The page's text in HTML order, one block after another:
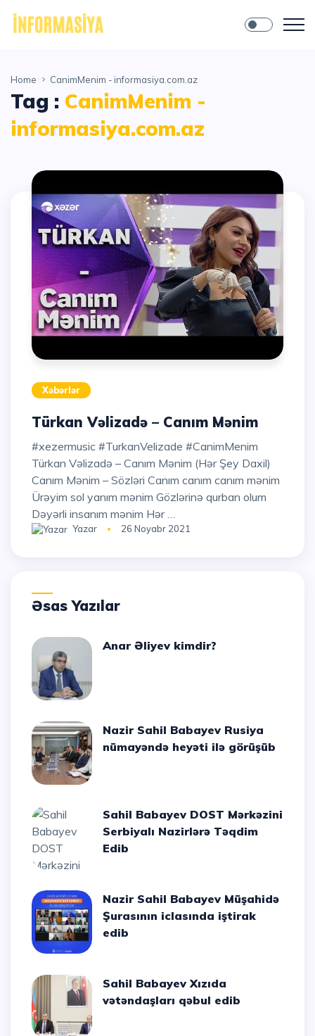
Home CanimMenim - informasiya.com.az
Tag : CanimMenim -
informasiya.com.az
Xəbərlər
Türkan Vəlizadə – Canım Mənim
#xezermusic #TurkanVelizade #CanimMenim
Türkan Vəlizadə – Canım Mənim (Hər Şey Daxil)
Canım Mənim – Sözləri Canım canım canım mənim
Ürəyim sol yanım mənim Gözlərinə qurban olum
Dəyərli insanım mənim Hər …
Yazar 26 Noyabr 2021
Əsas Yazılar
Anar Əliyev kimdir?
Nazir Sahil Babayev Rusiya
nümayəndə heyəti ilə görüşüb
Sahil Babayev DOST Mərkəzini
Serbiyalı Nazirlərə Təqdim
Edib
Nazir Sahil Babayev Müşahidə
Şurasının iclasında iştirak
edib
Sahil Babayev Xızıda
vətəndaşları qəbul edib